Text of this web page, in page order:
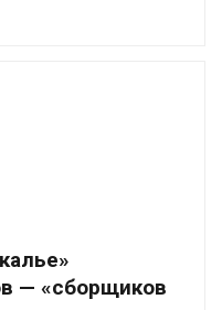
— «сборщиков